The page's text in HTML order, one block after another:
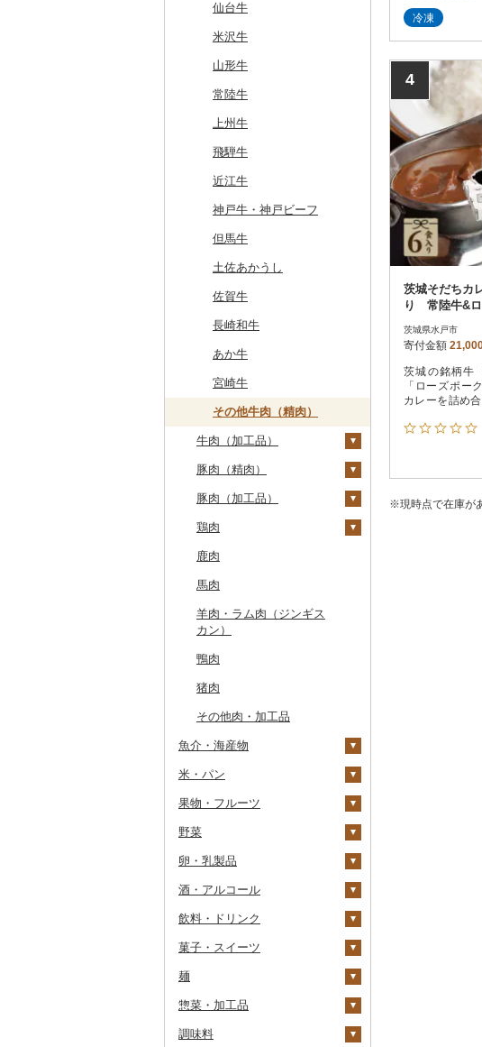
仙台牛
米沢牛
山形牛
常陸牛
上州牛
飛騨牛
近江牛
神戸牛・神戸ビーフ
但馬牛
土佐あかうし
佐賀牛
長崎和牛
あか牛
宮崎牛
その他牛肉（精肉）
牛肉（加工品）
ハンバーグ
もつ鍋
ローストビーフ
ビーフジャーキー
その他牛肉（加工品）
豚肉（精肉）
ステーキ
すき焼き
しゃぶしゃぶ
焼肉
アグー豚
豚肉（加工品）
ハンバーグ
もつ鍋
ハム
ソーセージ・ウインナ
ー
ベーコン・サラミ
その他豚肉（加工品）
鶏肉
鶏肉（精肉）
ハム・ソーセージ
唐揚げ
鹿肉
馬肉
羊肉・ラム肉（ジンギス
カン）
鴨肉
猪肉
その他肉・加工品
魚介・海産物
カニ
ズワイガニ
毛ガニ
かにしゃぶ
その他カニ
エビ
ボタンエビ
伊勢海老
その他エビ
いくら
うに
明太子・たらこ
明太子
たらこ
その他魚卵
数の子
キャビア
その他魚卵
貝
鮑（アワビ）
牡蠣（カキ）
鮮魚
鮭・サーモン
イカ・タコ
米・パン
米
無洗米
玄米
金芽米
ゆめぴりか
コシヒカリ
はえぬき
雑穀
餅
その他穀物加工品
パン
果物・フルーツ
ぶどう・マスカット
巨峰
ナガノパープル
ピオーネ
デラウェア
その他ぶどう・マスカ
いちご
りんご
もも
メロン
梨
和梨
マンゴー
野菜
いも
じゃがいも
さつまいも
その他いも
トマト
フルーツトマト
ミニトマト
玉ねぎ
ねぎ
根菜
人参
アスパラガス
卵・乳製品
卵
チーズ
ヨーグルト
バター
その他乳製品
酒・アルコール
ビール・発泡酒
ビール
地ビール・クラフトビ
日本酒
純米吟醸
大吟醸
芋焼酎
麦焼酎
梅酒
泡盛
飲料・ドリンク
水・ミネラルウォーター
飲料
コーヒー豆
茶
飲料
果汁飲料
菓子・スイーツ
クッキー
焼き菓子
麺
ラーメン
うどん
惣菜・加工品
惣菜
調味料
冷凍
4
茨城そだちカレー
り 常陸牛&ロ
茨城県水戸市
寄付金額
茨城の銘柄牛
「ローズポー
カレーを詰め
※現時点で在庫が